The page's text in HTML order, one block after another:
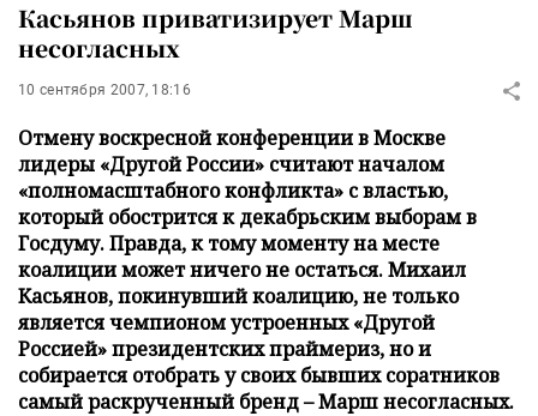
Касьянов приватизирует Марш
несогласных
10 сентября 2007, 18:16
Отмену воскресной конференции в Москве
лидеры «Другой России» считают началом
«полномасштабного конфликта» с властью,
который обострится к декабрьским выборам в
Госдуму. Правда, к тому моменту на месте
коалиции может ничего не остаться. Михаил
Касьянов, покинувший коалицию, не только
является чемпионом устроенных «Другой
Россией» президентских праймериз, но и
собирается отобрать у своих бывших соратников
самый раскрученный бренд – Марш несогласных.